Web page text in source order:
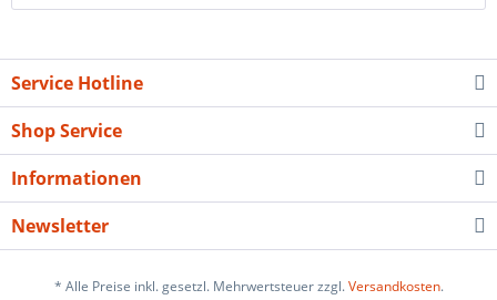
Service Hotline
Shop Service
Informationen
Newsletter
* Alle Preise inkl. gesetzl. Mehrwertsteuer zzgl.Versandkosten.